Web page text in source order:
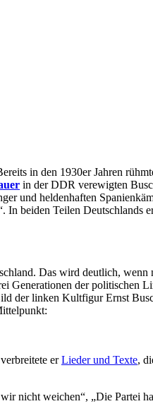
in den 1930er Jahren
in der DDR verewigten
und heldenhaften
In beiden Teilen Deutschlands
Das wird deutlich, wenn
Generationen der politischen
der linken Kultfigur Ernst
erLieder und Texte,
nicht weichen“, „Die Partei